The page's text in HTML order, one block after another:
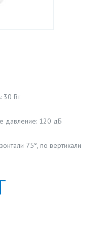
30 Вт
давление: 120 дБ
75°, по вертикали